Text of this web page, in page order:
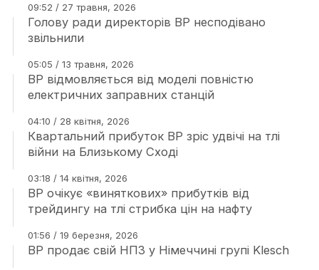
09:52 / 27 травня, 2026
Голову ради директорів BP несподівано
звільнили
05:05 / 13 травня, 2026
BP відмовляється від моделі повністю
електричних заправних станцій
04:10 / 28 квітня, 2026
Квартальний прибуток BP зріс удвічі на тлі
війни на Близькому Сході
03:18 / 14 квітня, 2026
BP очікує «виняткових» прибутків від
трейдингу на тлі стрибка цін на нафту
01:56 / 19 березня, 2026
BP продає свій НПЗ у Німеччині групі Klesch